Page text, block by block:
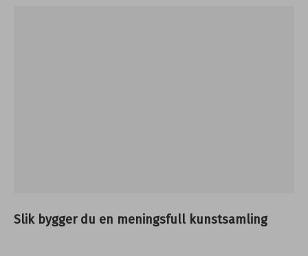
Slik bygger du en meningsfull kunstsamling